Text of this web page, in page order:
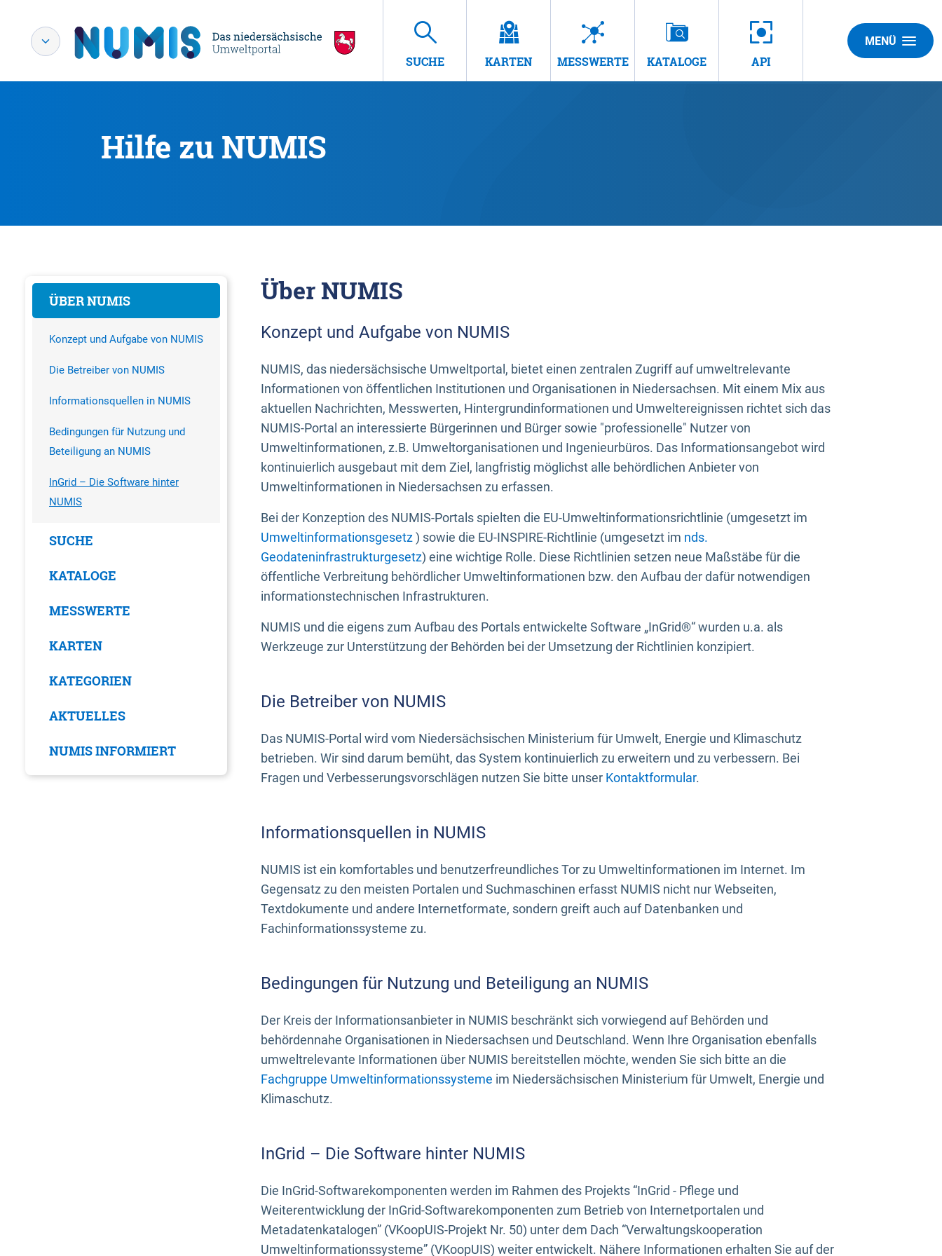
SUCHE KARTEN MESSWERTE KATALOGE API
MENÜ
Hilfe zu NUMIS
ÜBER NUMIS
Konzept und Aufgabe von NUMIS
Die Betreiber von NUMIS
Informationsquellen in NUMIS
Bedingungen für Nutzung und
Beteiligung an NUMIS
InGrid – Die Software hinter
NUMIS
SUCHE
KATALOGE
MESSWERTE
KARTEN
KATEGORIEN
AKTUELLES
NUMIS INFORMIERT
Über NUMIS
Konzept und Aufgabe von NUMIS
NUMIS, das niedersächsische Umweltportal, bietet einen zentralen Zugriff auf umweltrelevante
Informationen von öffentlichen Institutionen und Organisationen in Niedersachsen. Mit einem Mix aus
aktuellen Nachrichten, Messwerten, Hintergrundinformationen und Umweltereignissen richtet sich das
NUMIS-Portal an interessierte Bürgerinnen und Bürger sowie "professionelle" Nutzer von
Umweltinformationen, z.B. Umweltorganisationen und Ingenieurbüros. Das Informationsangebot wird
kontinuierlich ausgebaut mit dem Ziel, langfristig möglichst alle behördlichen Anbieter von
Umweltinformationen in Niedersachsen zu erfassen.
Bei der Konzeption des NUMIS-Portals spielten die EU-Umweltinformationsrichtlinie (umgesetzt im
Umweltinformationsgesetz) sowie die EU-INSPIRE-Richtlinie (umgesetzt im nds.
Geodateninfrastrukturgesetz) eine wichtige Rolle. Diese Richtlinien setzen neue Maßstäbe für die
öffentliche Verbreitung behördlicher Umweltinformationen bzw. den Aufbau der dafür notwendigen
informationstechnischen Infrastrukturen.
NUMIS und die eigens zum Aufbau des Portals entwickelte Software „InGrid®“ wurden u.a. als
Werkzeuge zur Unterstützung der Behörden bei der Umsetzung der Richtlinien konzipiert.
Die Betreiber von NUMIS
Das NUMIS-Portal wird vom Niedersächsischen Ministerium für Umwelt, Energie und Klimaschutz
betrieben. Wir sind darum bemüht, das System kontinuierlich zu erweitern und zu verbessern. Bei
Fragen und Verbesserungsvorschlägen nutzen Sie bitte unser Kontaktformular.
Informationsquellen in NUMIS
NUMIS ist ein komfortables und benutzerfreundliches Tor zu Umweltinformationen im Internet. Im
Gegensatz zu den meisten Portalen und Suchmaschinen erfasst NUMIS nicht nur Webseiten,
Textdokumente und andere Internetformate, sondern greift auch auf Datenbanken und
Fachinformationssysteme zu.
Bedingungen für Nutzung und Beteiligung an NUMIS
Der Kreis der Informationsanbieter in NUMIS beschränkt sich vorwiegend auf Behörden und
behördennahe Organisationen in Niedersachsen und Deutschland. Wenn Ihre Organisation ebenfalls
umweltrelevante Informationen über NUMIS bereitstellen möchte, wenden Sie sich bitte an die
Fachgruppe Umweltinformationssysteme im Niedersächsischen Ministerium für Umwelt, Energie und
Klimaschutz.
InGrid – Die Software hinter NUMIS
Die InGrid-Softwarekomponenten werden im Rahmen des Projekts “InGrid - Pflege und
Weiterentwicklung der InGrid-Softwarekomponenten zum Betrieb von Internetportalen und
Metadatenkatalogen” (VKoopUIS-Projekt Nr. 50) unter dem Dach “Verwaltungskooperation
Umweltinformationssysteme” (VKoopUIS) weiter entwickelt. Nähere Informationen erhalten Sie auf der